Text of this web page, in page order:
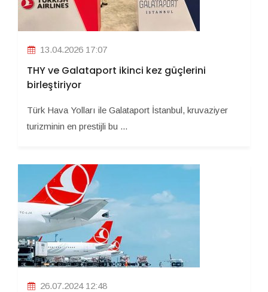
13.04.2026 17:07
THY ve Galataport ikinci kez güçlerini
birleştiriyor
Türk Hava Yolları ile Galataport İstanbul, kruvaziyer
turizminin en prestijli bu ...
26.07.2024 12:48